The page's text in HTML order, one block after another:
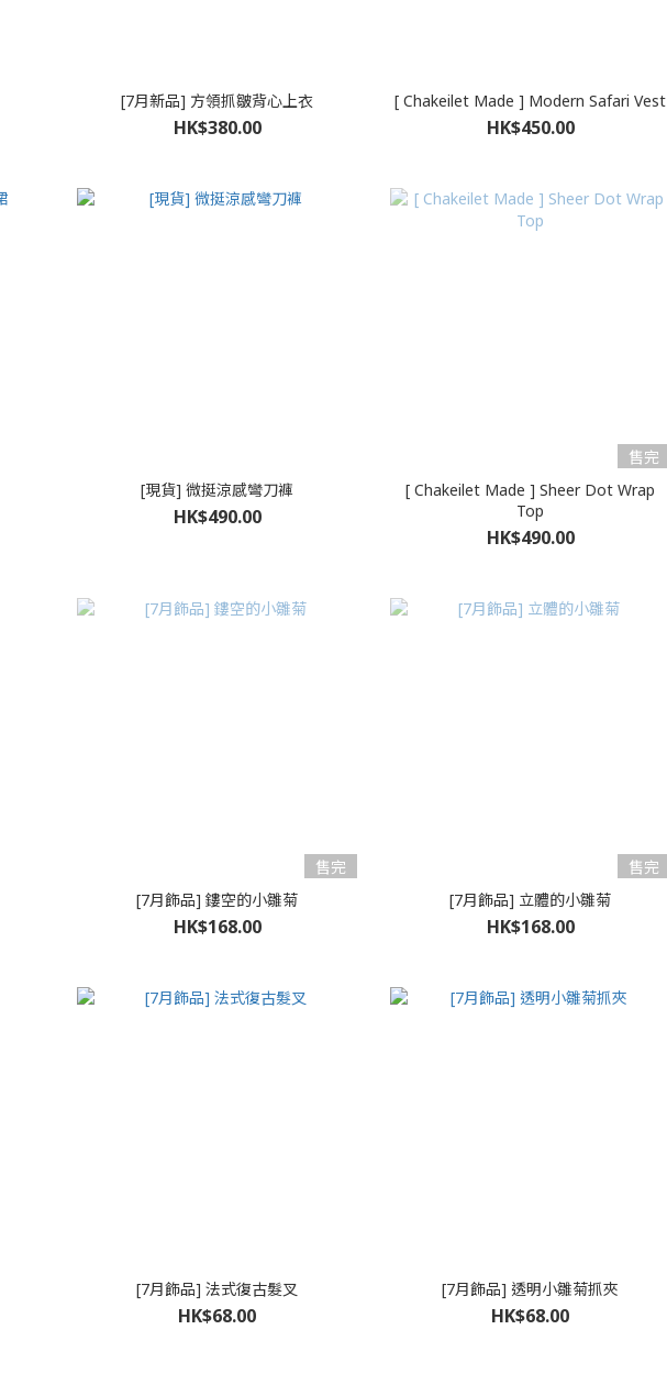
[7月新品] 方領抓皺背心上衣
HK$380.00
[ Chakeilet Made ] Modern Safari Vest
HK$450.00
[現貨] 微挺涼感彎刀褲
HK$490.00
售完
[ Chakeilet Made ] Sheer Dot Wrap
Top
HK$490.00
售完
[7月飾品] 鏤空的小雛菊
HK$168.00
售完
[7月飾品] 立體的小雛菊
HK$168.00
[7月飾品] 法式復古髮叉
HK$68.00
[7月飾品] 透明小雛菊抓夾
HK$68.00